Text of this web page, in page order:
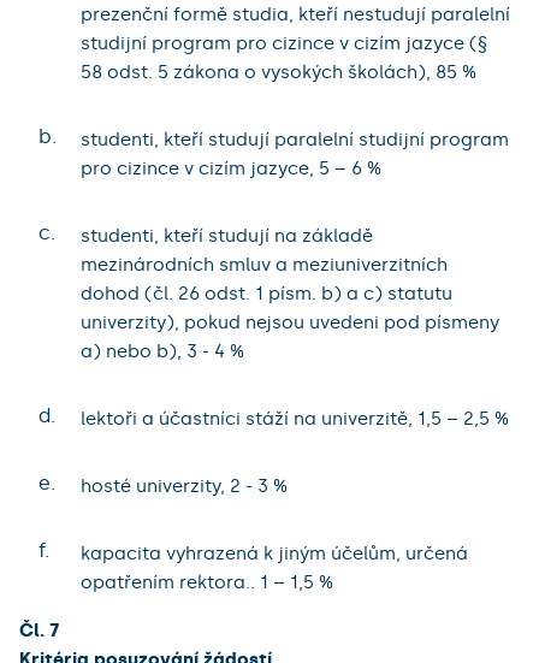
prezenční formě studia, kteří nestudují paralelní
studijní program pro cizince v cizím jazyce (§
58 odst. 5 zákona o vysokých školách), 85 %
b.
studenti, kteří studují paralelní studijní program
pro cizince v cizím jazyce, 5 – 6 %
c.
studenti, kteří studují na základě
mezinárodních smluv a meziuniverzitních
dohod (čl. 26 odst. 1 písm. b) a c) statutu
univerzity), pokud nejsou uvedeni pod písmeny
a) nebo b), 3 - 4 %
d. lektoři a účastníci stáží na univerzitě, 1,5 – 2,5 %
e. hosté univerzity, 2 - 3 %
f.
kapacita vyhrazená k jiným účelům, určená
opatřením rektora.. 1 – 1,5 %
Čl. 7